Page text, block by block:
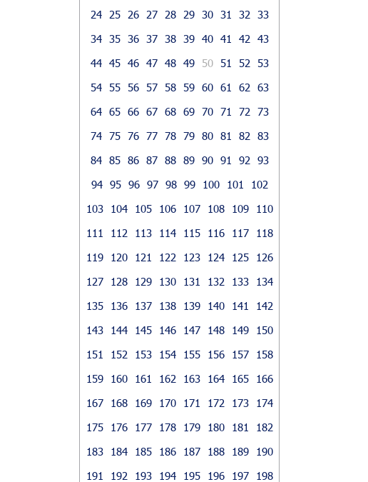
24
25 26 27 28 29 30 31 32
33
34 35 36 37 38 39 40 41 42
43
44 45 46 47 48 49 50 51 52
53
54 55 56 57 58 59 60 61 62
63
64 65 66 67 68 69 70 71 72
73
74 75 76 77 78 79 80 81 82
83
84 85 86 87 88 89 90 91 92
93
94 95 96 97 98 99 100 101
102
103
104 105 106 107 108 109
110
111
112 113 114 115 116 117
118
119
120 121 122 123 124 125
126
127
128 129 130 131 132 133
134
135
136 137 138 139 140 141
142
143
144 145 146 147 148 149
150
151
152 153 154 155 156 157
158
159
160 161 162 163 164 165
166
167
168 169 170 171 172 173
174
175
176 177 178 179 180 181
182
183
184 185 186 187 188 189
190
191
192 193 194 195 196 197
198